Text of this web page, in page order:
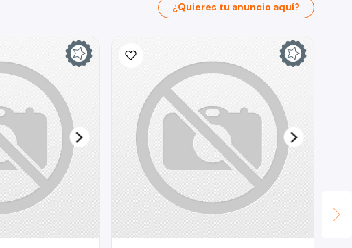
¿Quieres tu anuncio aquí?